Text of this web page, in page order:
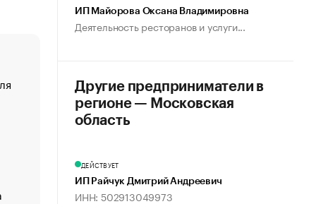
«От спорта тело стареет иначе». Как живет глава
создавшей GTA
«Деньги будут не нужны»: что рассказал Маск в
Функции менеджмента: пять ключевых основ
управления
ЕС разрешил конфискацию российской нефти —
ИП Майорова Оксана Владимировна
Деятельность ресторанов и услуги...
Другие предприниматели в
регионе — Московская
область
ДЕЙСТВУЕТ
ИП Райчук Дмитрий Андреевич
ИНН: 502913049973